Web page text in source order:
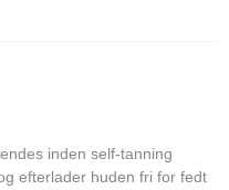
inden self-tanning
efterlader huden fri for fedt